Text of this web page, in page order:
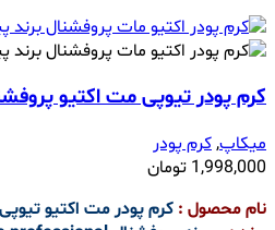
کرم پودر تیوپی مت اکتیو
میکاپ,کرم پودر
1,998,000 تومان
نام محصول : کرم پودر مت اکتیو تیوپی